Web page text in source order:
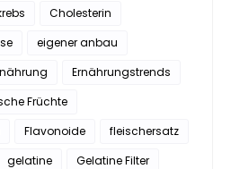
Cholesterin
eigener anbau
Ernährungstrends
Früchte
Flavonoide
fleischersatz
gelatine
Gelatine Filter